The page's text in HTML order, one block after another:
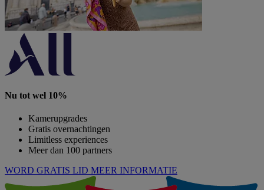
Nu tot wel 10%
Kamerupgrades
Gratis overnachtingen
Limitless experiences
Meer dan 100 partners
WORD GRATIS LID MEER INFORMATIE